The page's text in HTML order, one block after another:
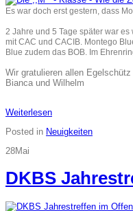
Es war doch erst gestern, dass
2 Jahre und 5 Tage später war
mit CAC und CACIB. Montego
Blue zudem das BOB. Im
Wir gratulieren allen
Bianca und Wilhelm
Weiterlesen
Posted in Neuigkeiten
28Mai
DKBS